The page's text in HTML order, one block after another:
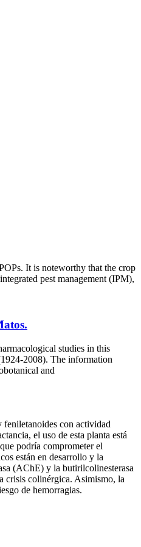
It is noteworthy that the crop
pest management (IPM),
studies in this
2008). The information
and
feniletanoides con actividad
el uso de esta planta está
podría comprometer el
están en desarrollo y la
(AChE) y la butirilcolinesterasa
crisis colinérgica. Asimismo, la
de hemorragias.